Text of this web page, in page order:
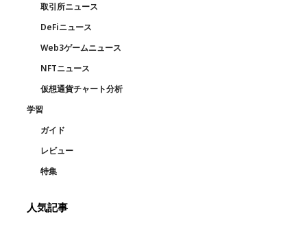
取引所ニュース
DeFiニュース
Web3ゲームニュース
NFTニュース
仮想通貨チャート分析
学習
ガイド
レビュー
特集
人気記事